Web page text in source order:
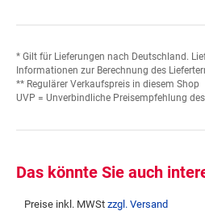
* Gilt für Lieferungen nach Deutschland.
Informationen zur Berechnung des
** Regulärer Verkaufspreis in diesem Shop
UVP = Unverbindliche Preisempfehlung
Das könnte Sie auch
Preise inkl. MWSt zzgl. Versand